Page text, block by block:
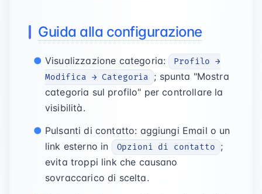
Guida alla configurazione
Visualizzazione categoria:
Profilo →
Modifica → Categoria
; spunta "Mostra
categoria sul profilo" per controllare la
visibilità.
Pulsanti di contatto: aggiungi Email o un
link esterno in
Opzioni di contatto
;
evita troppi link che causano
sovraccarico di scelta.